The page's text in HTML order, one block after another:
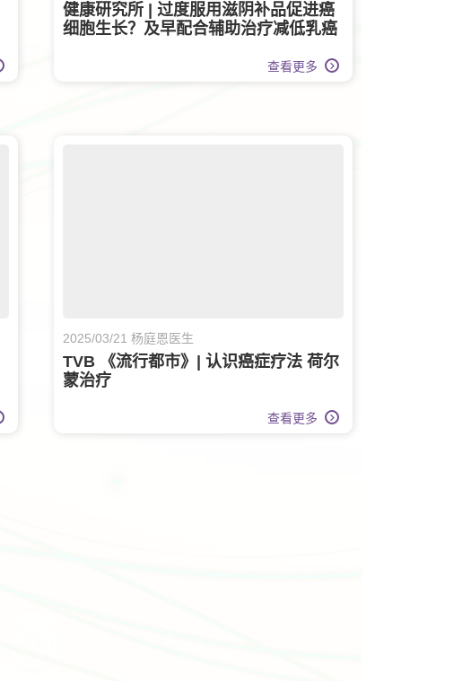
健康研究所 | 过度服用滋阴补品促进癌
细胞生长？及早配合辅助治疗减低乳癌
查看更多
2025/03/21 杨庭恩医生
TVB 《流行都市》| 认识癌症疗法 荷尔
蒙治疗
查看更多